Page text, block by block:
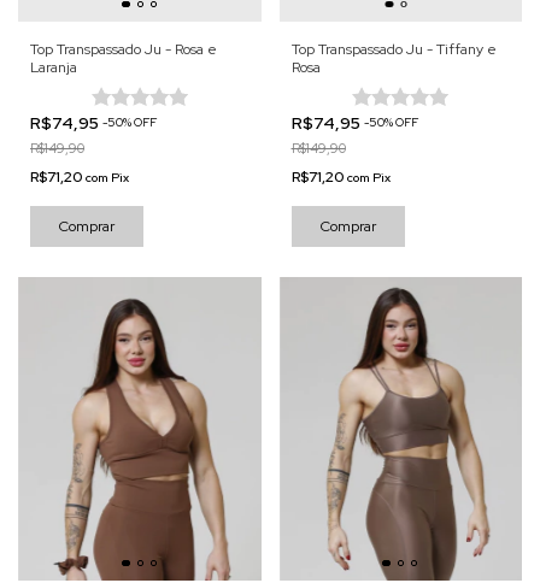
Top Transpassado Ju - Rosa e
Laranja
R$74,95 -50%OFF
R$149,90
R$71,20 com Pix
Comprar
Top Transpassado Ju - Tiffany e
Rosa
R$74,95 -50%OFF
R$149,90
R$71,20 com Pix
Comprar